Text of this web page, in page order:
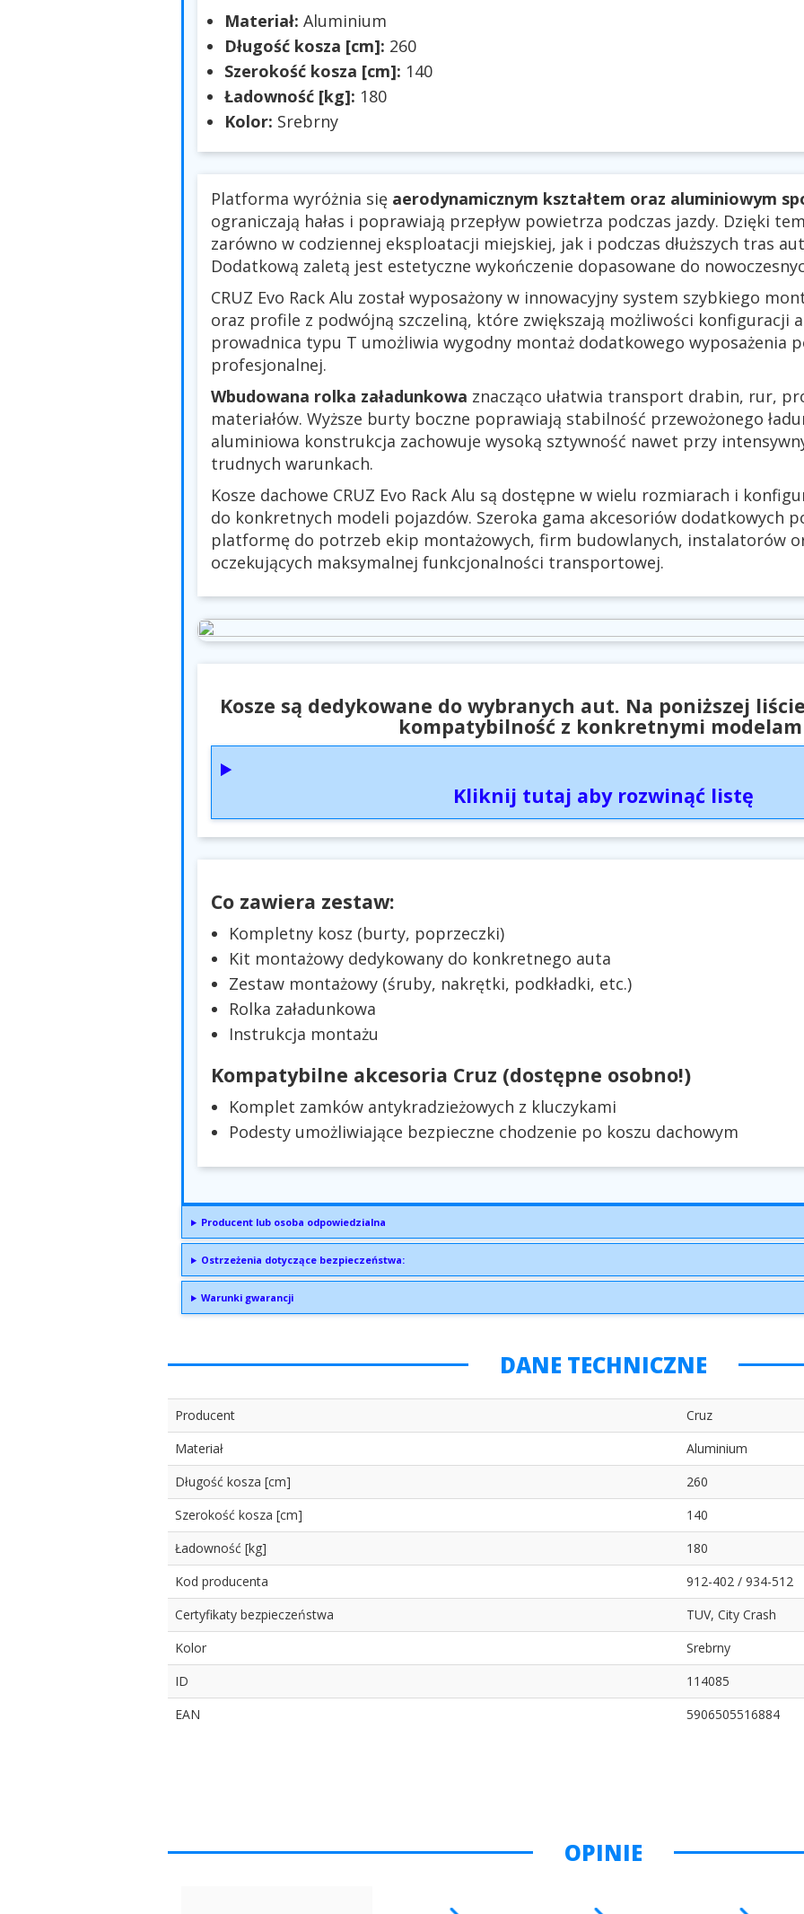
Materiał: Aluminium
Długość kosza [cm]: 260
Szerokość kosza [cm]: 140
Ładowność [kg]: 180
Kolor: Srebrny
Platforma wyróżnia się aerodynamicznym kształtem oraz aluminiowym
ograniczają hałas i poprawiają przepływ powietrza podczas jazdy. Dzięki
zarówno w codziennej eksploatacji miejskiej, jak i podczas dłuższych tras
Dodatkową zaletą jest estetyczne wykończenie dopasowane do
CRUZ Evo Rack Alu został wyposażony w innowacyjny system szybkiego
oraz profile z podwójną szczeliną, które zwiększają możliwości konfiguracji
prowadnica typu T umożliwia wygodny montaż dodatkowego wyposażenia
profesjonalnej.
Wbudowana rolka załadunkowa znacząco ułatwia transport drabin, rur,
materiałów. Wyższe burty boczne poprawiają stabilność przewożonego
aluminiowa konstrukcja zachowuje wysoką sztywność nawet przy
trudnych warunkach.
Kosze dachowe CRUZ Evo Rack Alu są dostępne w wielu rozmiarach i
do konkretnych modeli pojazdów. Szeroka gama akcesoriów dodatkowych
platformę do potrzeb ekip montażowych, firm budowlanych, instalatorów
oczekujących maksymalnej funkcjonalności transportowej.
Kosze są dedykowane do wybranych aut. Na poniższej
kompatybilność z konkretnymi
Kliknij tutaj aby rozwinąć listę
Co zawiera zestaw:
Kompletny kosz (burty, poprzeczki)
Kit montażowy dedykowany do konkretnego auta
Zestaw montażowy (śruby, nakrętki, podkładki, etc.)
Rolka załadunkowa
Instrukcja montażu
Kompatybilne akcesoria Cruz (dostępne osobno!)
Komplet zamków antykradzieżowych z kluczykami
Podesty umożliwiające bezpieczne chodzenie po koszu dachowym
Producent lub osoba odpowiedzialna
Ostrzeżenia dotyczące bezpieczeństwa:
Warunki gwarancji
DANE TECHNICZNE
Producent
Cruz
Materiał
Aluminium
Długość kosza [cm]
260
Szerokość kosza [cm]
140
Ładowność [kg]
180
Kod producenta
912-402 / 934-512
Certyfikaty bezpieczeństwa
TUV, City Crash
Kolor
Srebrny
ID
114085
EAN
5906505516884
OPINIE